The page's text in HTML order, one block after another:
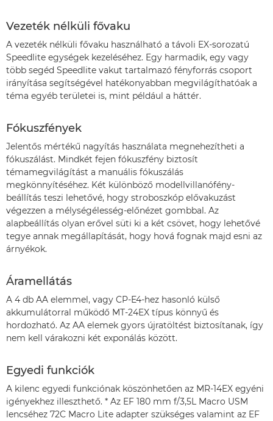
Vezeték nélküli fővaku
A vezeték nélküli fővaku használható a távoli EX-sorozatú
Speedlite egységek kezeléséhez. Egy harmadik, egy vagy
több segéd Speedlite vakut tartalmazó fényforrás csoport
irányítása segítségével hatékonyabban megvilágíthatóak a
téma egyéb területei is, mint például a háttér.
Fókuszfények
Jelentős mértékű nagyítás használata megnehezítheti a
fókuszálást. Mindkét fejen fókuszfény biztosít
témamegvilágítást a manuális fókuszálás
megkönnyítéséhez. Két különböző modellvillanófény-
beállítás teszi lehetővé, hogy stroboszkóp elővakuzást
végezzen a mélységélesség-előnézet gombbal. Az
alapbeállítás olyan erővel süti ki a két csövet, hogy lehetővé
tegye annak megállapítását, hogy hová fognak majd esni az
árnyékok.
Áramellátás
A 4 db AA elemmel, vagy CP-E4-hez hasonló külső
akkumulátorral működő MT-24EX típus könnyű és
hordozható. Az AA elemek gyors újratöltést biztosítanak, így
nem kell várakozni két exponálás között.
Egyedi funkciók
A kilenc egyedi funkciónak köszönhetően az MR-14EX egyéni
igényekhez illeszthető. * Az EF 180 mm f/3,5L Macro USM
lencséhez 72C Macro Lite adapter szükséges valamint az EF